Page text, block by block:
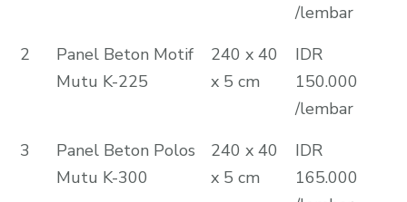
/lembar
2
Panel Beton Motif
Mutu K-225
240 x 40
x 5 cm
IDR
150.000
/lembar
3
Panel Beton Polos
Mutu K-300
240 x 40
x 5 cm
IDR
165.000